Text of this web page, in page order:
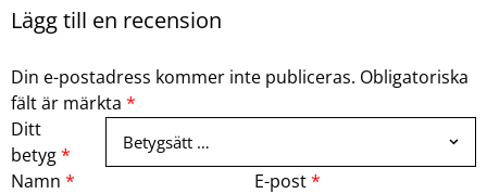
Lägg till en recension
Din e-postadress kommer inte publiceras. Obligatoriska
fält är märkta *
Ditt
betyg*
Namn * E-post*